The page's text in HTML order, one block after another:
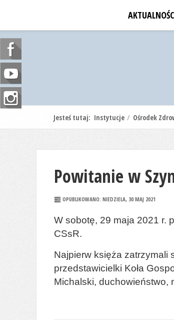
Jesteś tutaj: Instytucje / Ośrodek
Powitanie w
OPUBLIKOWANO: NIEDZIELA, 30 MAJ 2021
W sobotę, 29 maja 2021 r.
CSsR.
Najpierw księża zatrzymali
przedstawicielki Koła
Michalski, duchowieństwo,